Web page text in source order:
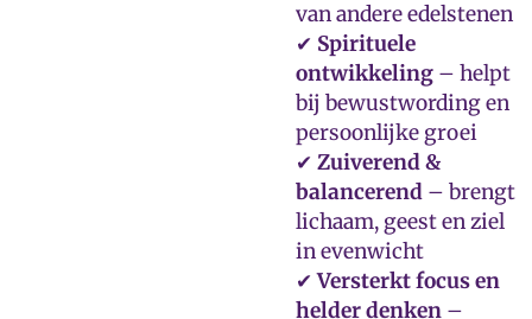
van andere edelstenen
✔ Spirituele
ontwikkeling – helpt
bij bewustwording en
persoonlijke groei
✔ Zuiverend &
balancerend – brengt
lichaam, geest en ziel
in evenwicht
✔Versterkt focus en
helder denken –